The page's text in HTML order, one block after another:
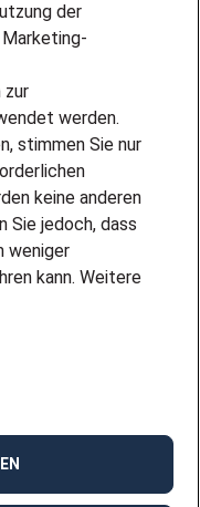
der
zur
werden.
stimmen Sie nur
keine anderen
Sie jedoch, dass
weniger
kann. Weitere